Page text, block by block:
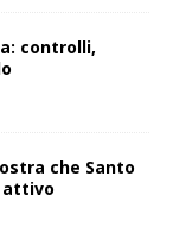
controlli,
che Santo
attivo